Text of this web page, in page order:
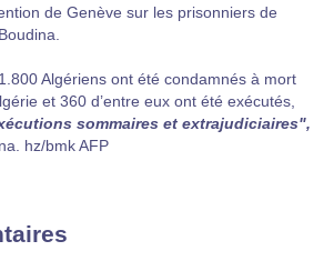
de Genève sur les prisonniers de
Algériens ont été condamnés à mort
et 360 d’entre eux ont été exécutés,
sommaires et extrajudiciaires",
hz/bmk AFP